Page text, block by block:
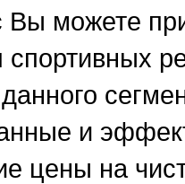
Вы можете
и
цены на